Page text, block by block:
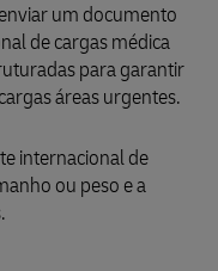
um documento
de cargas médica
para garantir
áreas urgentes.
internacional de
ou peso e a